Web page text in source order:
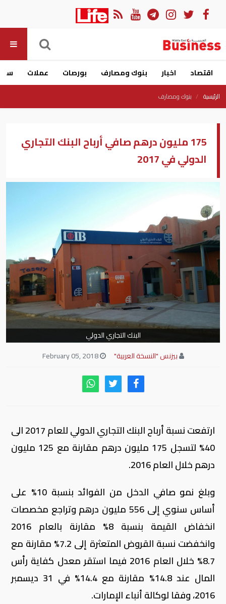
اقتصاد اخبار بنوك ومصارف بورصات عملات
الرئيسية بنوك ومصارف
175 مليون درهم صافي أرباح البنك التجاري
الدولي في 2017
البنك التجاري الدولي
بيزنس "النسخة العربية"
February 05, 2018
ارتفعت نسبة أرباح البنك التجاري الدولي للعام 2017 الى
40% لتسجل 175 مليون درهم مقارنة مع 125 مليون
درهم خلال العام 2016.
وبلغ نمو صافي الدخل من الفوائد بنسبة 10% على
أساس سنوي إلى 556 مليون درهم وتراجع مخصصات
انخفاض القيمة بنسبة 8% مقارنة بالعام 2016
وانخفضت نسبة القروض المتعثرة إلى 7.2% مقارنة مع
8.7% خلال العام 2016 فيما استقر معدل كفاية رأس
المال عند 14.8% مقارنة مع 14.4% في 31 ديسمبر
2016، وفقا لوكالة أنباء الإمارات.